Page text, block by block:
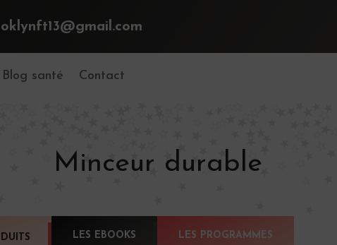
Blog santé Contact
Minceur durable
LES EBOOKS LES PROGRAMMES